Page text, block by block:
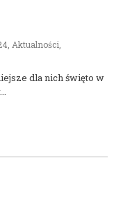
Aktualności
dla nich święto w